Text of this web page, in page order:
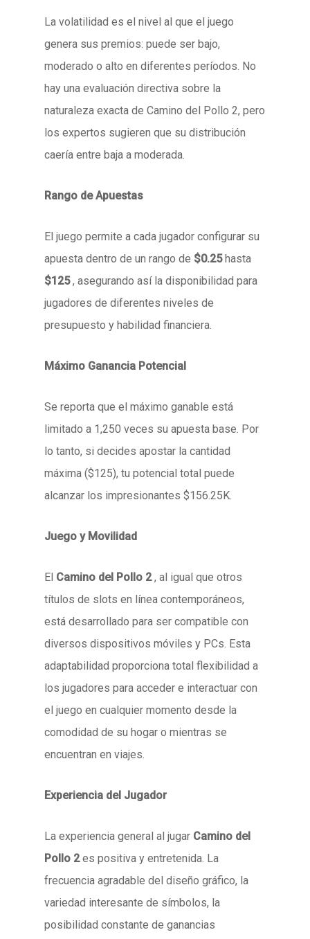
La volatilidad es el nivel al que el juego
genera sus premios: puede ser bajo,
moderado o alto en diferentes períodos. No
hay una evaluación directiva sobre la
naturaleza exacta de Camino del Pollo 2, pero
los expertos sugieren que su distribución
caería entre baja a moderada.
Rango de Apuestas
El juego permite a cada jugador configurar su
apuesta dentro de un rango de $0.25hasta
$125, asegurando así la disponibilidad para
jugadores de diferentes niveles de
presupuesto y habilidad financiera.
Máximo Ganancia Potencial
Se reporta que el máximo ganable está
limitado a 1,250 veces su apuesta base. Por
lo tanto, si decides apostar la cantidad
máxima ($125), tu potencial total puede
alcanzar los impresionantes $156.25K.
Juego y Movilidad
El Camino del Pollo 2, al igual que otros
títulos de slots en línea contemporáneos,
está desarrollado para ser compatible con
diversos dispositivos móviles y PCs. Esta
adaptabilidad proporciona total flexibilidad a
los jugadores para acceder e interactuar con
el juego en cualquier momento desde la
comodidad de su hogar o mientras se
encuentran en viajes.
Experiencia del Jugador
La experiencia general al jugar Camino del
Pollo 2es positiva y entretenida. La
frecuencia agradable del diseño gráfico, la
variedad interesante de símbolos, la
posibilidad constante de ganancias